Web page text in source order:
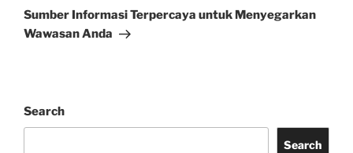
Post
Sumber Informasi Terpercaya untuk Menyegarkan
Wawasan Anda
Search
Search